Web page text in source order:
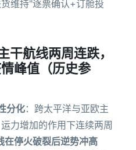
维持"逐票确认+订舱投
干航线两周连跌，
峰值（历史参
分化：跨太平洋与亚欧主
力增加的作用下连续两周
在停火破裂后逆势冲高